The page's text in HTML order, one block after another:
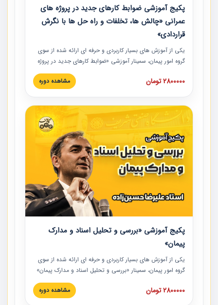
پکیج آموزشی ضوابط کارهای جدید در پروژه های
عمرانی «چالش ها، تخلفات و راه حل ها با نگرش
قراردادی»
یکی از آموزش‏‏‏‏‏‏ های بسیار کاربردی و حرفه‏ ای ارائه شده از سوی
گروه امور پیمان، سمینار آموزشی «ضوابط کارهای جدید در پروژه
های عمرانی» چالش ها، تخلفات و راه حل ها با نگرش قراردادی
است که در محل سندیکای شرکت های ساختمانی کشور ارائه شد.
مدارک پیمان به همراه تجربیات عملی ارائه شده است.
2800000 تومان مشاهده دوره
پکیج آموزشی «بررسی و تحلیل اسناد و مدارک
پیمان»
یکی از آموزش‏‏‏‏‏‏ های بسیار کاربردی و حرفه‏ ای ارائه شده از سوی
گروه امور پیمان، سمینار «بررسی و تحلیل اسناد و مدارک پیمان»
است که در دانشگاه صنعتی شریف ارائه شد. در این آموزش
نکات کلیدی مربوط به اسناد و مدارک پیمان، اولویت بندی اسناد
2800000 تومان مشاهده دوره